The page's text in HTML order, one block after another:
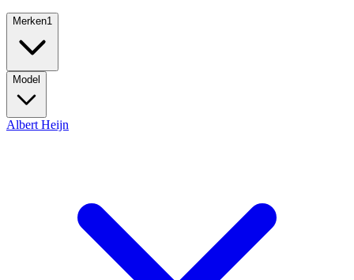
Merken1
Model
Albert Heijn